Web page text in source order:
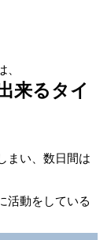
来るタイ
まい、数日間は
活動をしている